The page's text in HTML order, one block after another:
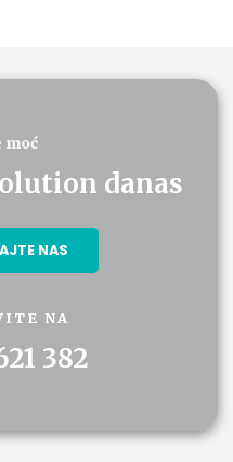
moć
danas
NAS
NA
382